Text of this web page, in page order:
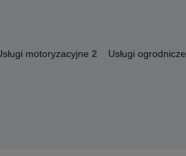
motoryzacyjne 2 Usługi ogrodnicze